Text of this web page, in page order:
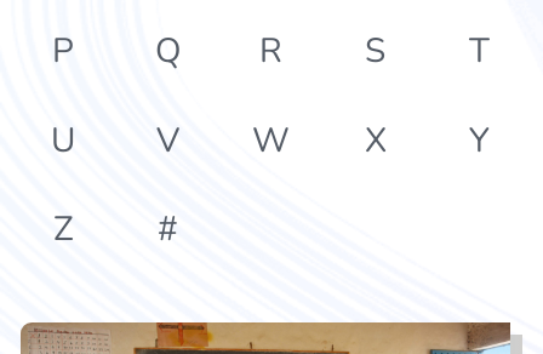
P
Q R S
T
U
V W X
Y
Z
#